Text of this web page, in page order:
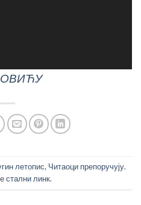
летопис, Читаоци препоручују.
стални линк.